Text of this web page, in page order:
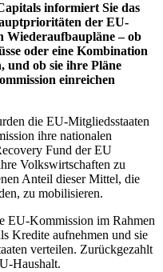
informiert Sie das
der EU-
Wiederaufbaupläne – ob
oder eine Kombination
und ob sie ihre Pläne
einreichen
die EU-Mitgliedsstaaten
ihre nationalen
Fund der EU
Volkswirtschaften zu
Anteil dieser Mittel, die
zu mobilisieren.
EU-Kommission im Rahmen
Kredite aufnehmen und sie
verteilen. Zurückgezahlt
Haushalt.